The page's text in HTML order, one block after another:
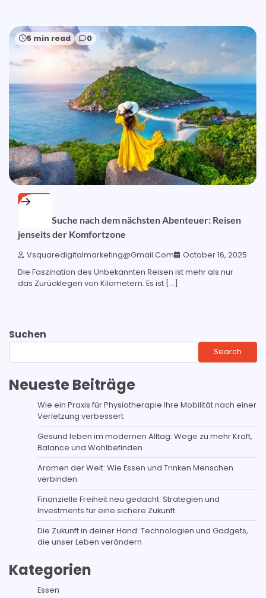
5 min read 0
REISEN
Auf der Suche nach dem nächsten Abenteuer: Reisen
jenseits der Komfortzone
Vsquaredigitalmarketing@gmail.com October 16, 2025
Die Faszination des Unbekannten Reisen ist mehr als nur
das Zurücklegen von Kilometern. Es ist […]
Suchen
Search
Neueste Beiträge
Wie ein Praxis für Physiotherapie Ihre Mobilität nach einer
Verletzung verbessert
Gesund leben im modernen Alltag: Wege zu mehr Kraft,
Balance und Wohlbefinden
Aromen der Welt: Wie Essen und Trinken Menschen
verbinden
Finanzielle Freiheit neu gedacht: Strategien und
Investments für eine sichere Zukunft
Die Zukunft in deiner Hand: Technologien und Gadgets,
die unser Leben verändern
Kategorien
Essen